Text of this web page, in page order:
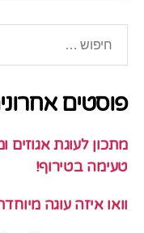
פוסטים
מתכון לעוגת
טעימה בטירוף!
וואו איזה עוגה